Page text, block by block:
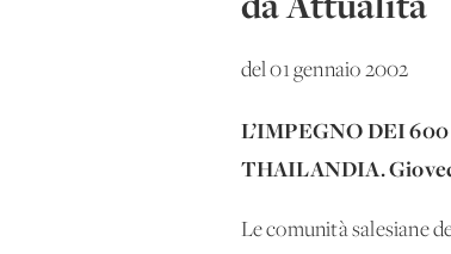
del 01 gennaio 2002
L’IMPEGNO DEI
THAILANDIA.
Le comunità salesiane